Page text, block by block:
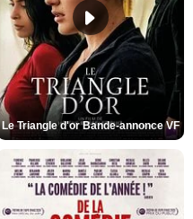
Le Triangle d'or Bande-annonce VF